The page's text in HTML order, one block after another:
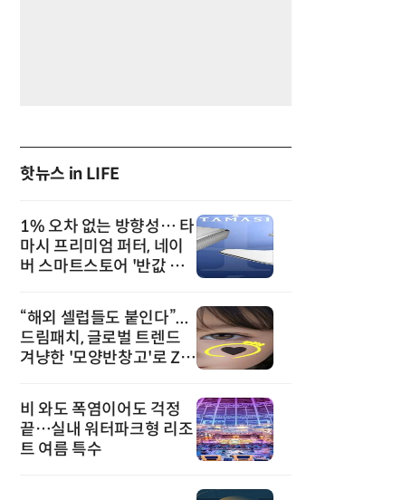
핫뉴스 in LIFE
1% 오차 없는 방향성… 타
마시 프리미엄 퍼터, 네이
버 스마트스토어 '반값 할
“해외 셀럽들도 붙인다”...
드림패치, 글로벌 트렌드
겨냥한 '모양반창고'로 Z세
비 와도 폭염이어도 걱정
끝…실내 워터파크형 리조
트 여름 특수